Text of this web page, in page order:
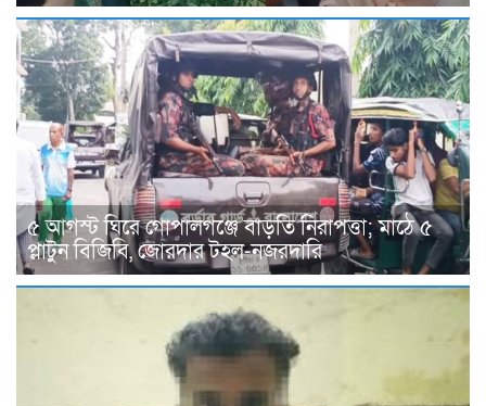
৫ আগস্ট ঘিরে গোপালগঞ্জে বাড়তি নিরাপত্তা; মাঠে ৫
প্লাটুন বিজিবি, জোরদার টহল-নজরদারি